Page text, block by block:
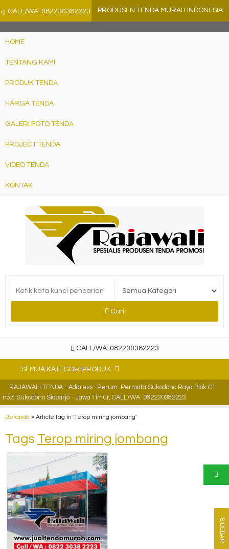
q CALL/WA: 082230382223 PRODUSEN TENDA MURAH INDONESIA
HOME
TENTANG KAMI
PRODUK TENDA
HARGA TENDA
GALERI FOTO TENDA
PROJECT TENDA
VIDEO TENDA
KONTAK
Cari
CALL/WA: 082230382223
SEMUA KATEGORI PRODUK
RAJAWALI TENDA - Address : Perum. Permata Sukodono Raya Blok C1
no.5 Sukodono Sidoarjo - Jawa Timur, CALL/WA: 082230382223
Beranda » Article tag in 'Terop miring jombang'
Tags Terop miring jombang
SIDEBAR